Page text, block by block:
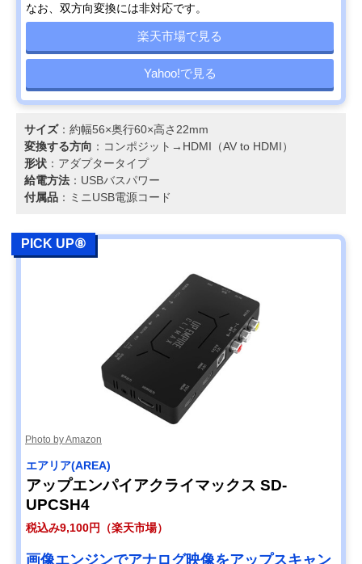
なお、双方向変換には非対応です。
楽天市場で見る
Yahoo!で見る
サイズ：約幅56×奥行60×高さ22mm
変換する方向 ：コンポジット→HDMI（AV to HDMI）
形状 ：アダプタータイプ
給電方法 ：USBバスパワー
付属品 ：ミニUSB電源コード
PICK UP⑧
Photo by Amazon
エアリア(AREA)
アップエンパイアクライマックス SD-
UPCSH4
税込み9,100円（楽天市場）
画像エンジンでアナログ映像をアップスキャン